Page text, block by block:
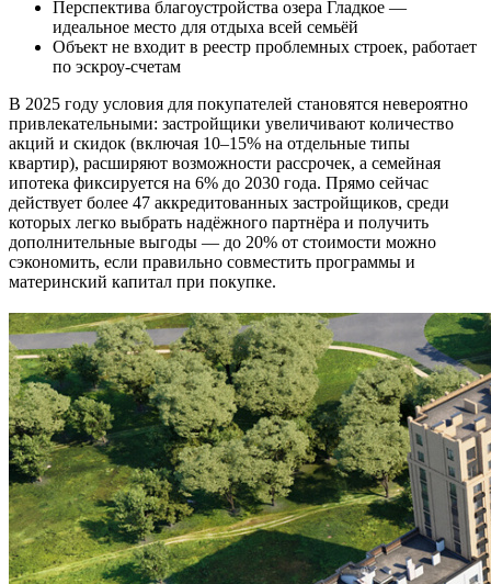
Перспектива благоустройства озера Гладкое —
идеальное место для отдыха всей семьёй
Объект не входит в реестр проблемных строек, работает
по эскроу-счетам
В 2025 году условия для покупателей становятся невероятно
привлекательными: застройщики увеличивают количество
акций и скидок (включая 10–15% на отдельные типы
квартир), расширяют возможности рассрочек, а семейная
ипотека фиксируется на 6% до 2030 года. Прямо сейчас
действует более 47 аккредитованных застройщиков, среди
которых легко выбрать надёжного партнёра и получить
дополнительные выгоды — до 20% от стоимости можно
сэкономить, если правильно совместить программы и
материнский капитал при покупке.